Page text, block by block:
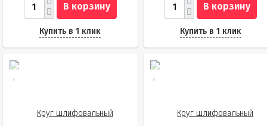
В корзину
Купить в 1 клик
В корзину
Купить в 1 клик